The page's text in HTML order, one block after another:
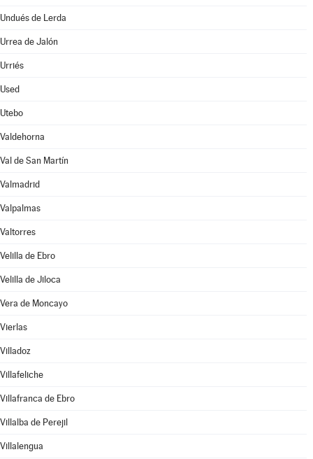
Undués de Lerda
Urrea de Jalón
Urriés
Used
Utebo
Valdehorna
Val de San Martín
Valmadrid
Valpalmas
Valtorres
Velilla de Ebro
Velilla de Jiloca
Vera de Moncayo
Vierlas
Villadoz
Villafeliche
Villafranca de Ebro
Villalba de Perejil
Villalengua